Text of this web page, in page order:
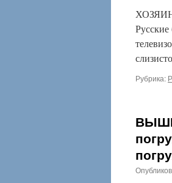
Рубрика: